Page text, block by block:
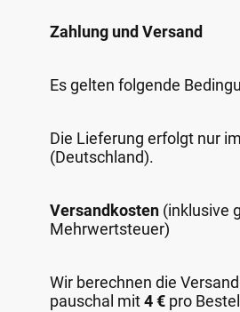
Zahlung und Versand
Es gelten folgende
Die Lieferung erfolgt nur
(Deutschland).
Versandkosten (inklusive
Mehrwertsteuer)
Wir berechnen die
pauschal mit4 € pro